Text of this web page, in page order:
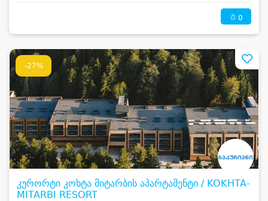
0
-27%
კურორტი კოხტა მიტარბის აპარტამენტი / KOKHTA-
MITARBI RESORT